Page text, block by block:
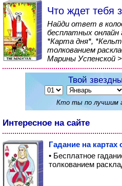
Что ждет тебя
Найди ответ в
бесплатных онлайн
*Карта дня*,
толкованием
Марины Успенской
Твой
Кто ты по лучшим
Интересное на сайте
Гадание на картах
• Бесплатное
толкованием